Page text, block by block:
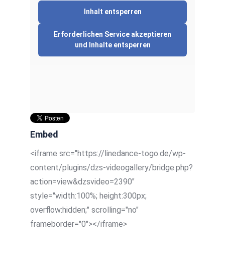
Inhalt entsperren
Erforderlichen Service akzeptieren
und Inhalte entsperren
Embed
<iframe src="https://linedance-togo.de/wp-
content/plugins/dzs-videogallery/bridge.php?
action=view&dzsvideo=2390"
style="width:100%; height:300px;
overflow:hidden;" scrolling="no"
frameborder="0"></iframe>